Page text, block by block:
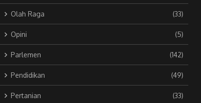
Olah Raga (33)
Opini (5)
Parlemen (142)
Pendidikan (49)
Pertanian (33)